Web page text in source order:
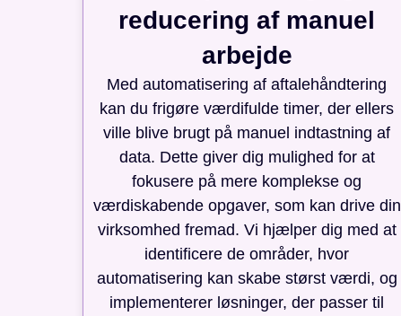
reducering af manuel
arbejde
Med automatisering af aftalehåndtering
kan du frigøre værdifulde timer, der ellers
ville blive brugt på manuel indtastning af
data. Dette giver dig mulighed for at
fokusere på mere komplekse og
værdiskabende opgaver, som kan drive din
virksomhed fremad. Vi hjælper dig med at
identificere de områder, hvor
automatisering kan skabe størst værdi, og
implementerer løsninger, der passer til